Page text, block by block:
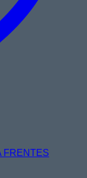
FRENTES